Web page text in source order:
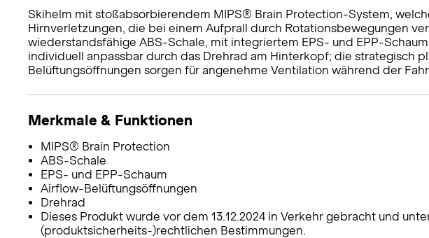
Skihelm mit stoßabsorbierendem MIPS® Brain Protection-System,
Hirnverletzungen, die bei einem Aufprall durch Rotationsbewegungen
wiederstandsfähige ABS-Schale, mit integriertem EPS- und EPP-
individuell anpassbar durch das Drehrad am Hinterkopf; die strategisch
Belüftungsöffnungen sorgen für angenehme Ventilation während der
Merkmale & Funktionen
MIPS® Brain Protection
ABS-Schale
EPS- und EPP-Schaum
Airflow-Belüftungsöffnungen
Drehrad
Dieses Produkt wurde vor dem 13.12.2024 in Verkehr gebracht und
(produktsicherheits-)rechtlichen Bestimmungen.